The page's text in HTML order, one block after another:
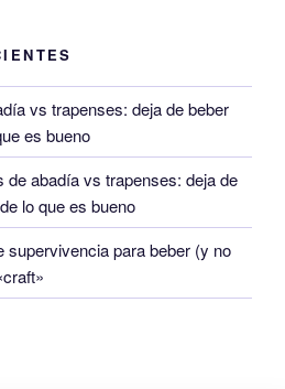
vs trapenses: deja de beber
es bueno
de abadía vs trapenses: deja de
lo que es bueno
supervivencia para beber (y no